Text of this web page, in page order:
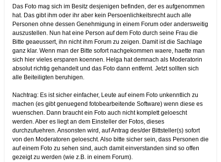
Das Foto mag sich im Besitz desjenigen befinden, der es aufgenommen
hat. Das gibt ihm oder ihr aber kein Persoenlichkeitsrecht auch alle
Personen ohne dessen Genehmigung in einem Forum oder andersweitig
auszustellen. Nun hat eine Person auf dem Foto durch seine Frau die
Bitte geaeussert, ihn nicht ihm Forum zu zeigen. Damit ist die Sachlage
ganz klar. Wenn man der Bitte sofort nachgekommen waere, haette man
sich hier vieles ersparen koennen. Helga hat demnach als Moderatorin
absolut richtig gehandelt und das Foto dann entfernt. Jetzt sollten sich
alle Beiteiligten beruhigen.
Nachtrag: Es ist sicher einfacher, Leute auf einem Foto unkenntlich zu
machen (es gibt genuegend fotobearbeitende Software) wenn diese es
wuenschen. Dann braucht ein Foto auch nicht komplett geloescht
werden. Aber es liegt an dem Einsteller der Fotos, dieses
durchzufuehren. Ansonsten wird, auf Antrag des/der Bittsteller(s) sofort
von den Moderatoren geloescht. Also bitte sicher sein, dass Personen die
auf einem Foto zu sehen sind, auch damit einverstanden sind so offen
gezeigt zu werden (wie z.B. in einem Forum).